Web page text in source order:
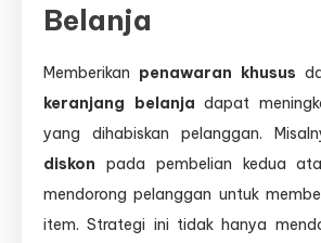
Belanja
Memberikan penawaran khusus
keranjang belanja dapat
yang dihabiskan pelanggan.
diskon pada pembelian kedua
mendorong pelanggan untuk
item. Strategi ini tidak hanya